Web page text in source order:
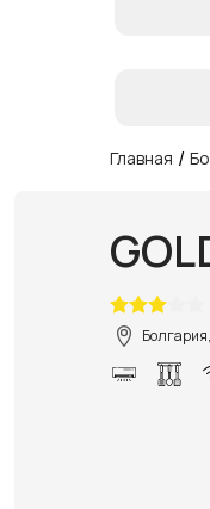
Главная /